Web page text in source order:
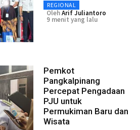
REGIONAL
OlehArif Juliantoro
9 menit yang lalu
Pemkot
Pangkalpinang
Percepat Pengadaan
PJU untuk
Permukiman Baru dan
Wisata